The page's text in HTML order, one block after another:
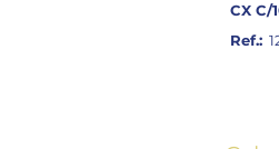
CX C/
Ref.: